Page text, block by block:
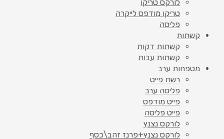
לורקס טריקו
טריקו מודפס לייקרה
פליסה
קשתות
קשתות דקות
קשתות עבות
מטפחות ערב
רשת פייט
פליסה ערב
פייט מודפס
פייט פליסה
לורקס נצנץ
לורקס נצנץ+פרנז זהב\כסף